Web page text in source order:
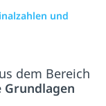
und
dem Bereich
Grundlagen